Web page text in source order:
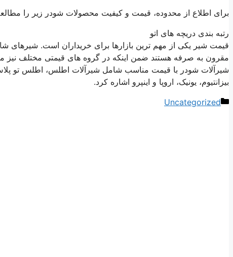
برای اطلاع از محدوده، قیمت و کیفیت محصولات شودر زیر را
رتبه بندی دریچه های اتو
قیمت شیر ​​یکی از مهم ترین بازارها برای خریداران است.
مقرون به صرفه هستند ضمن اینکه در گروه های قیمتی مختلف نیز
شیرآلات شودر با قیمت مناسب شامل شیرآلات اطلس، اطلس تو
بیزانتیوم، یونیک، اروپا و اینپرو اشاره کرد.
دسته‌ها
Uncategorized